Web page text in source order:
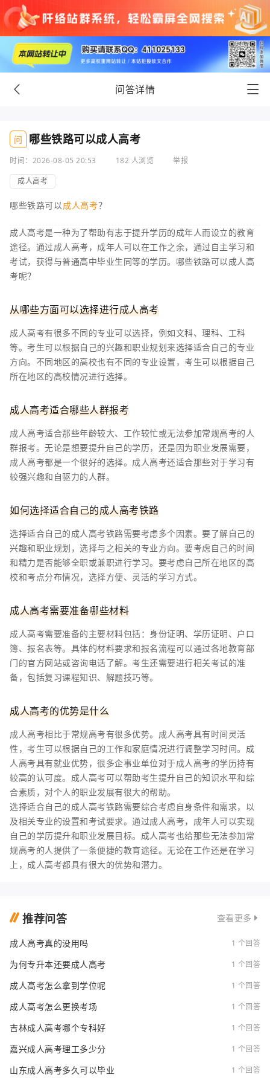
问答详情
问 哪些铁路可以成人高考
时间：2026-08-05 20:53 182 人浏览
举报
成人高考
哪些铁路可以成人高考？
成人高考是一种为了帮助有志于提升学历的成年人而设立的教育
途径。通过成人高考，成年人可以在工作之余，通过自主学习和
考试，获得与普通高中毕业生同等的学历。哪些铁路可以成人高
考呢？
从哪些方面可以选择进行成人高考
成人高考有很多不同的专业可以选择，例如文科、理科、工科
等。考生可以根据自己的兴趣和职业规划来选择适合自己的专业
方向。不同地区的高校也有不同的专业设置，考生可以根据自己
所在地区的高校情况进行选择。
成人高考适合哪些人群报考
成人高考适合那些年龄较大、工作较忙或无法参加常规高考的人
群报考。无论是想要提升自己的学历，还是因为职业发展需要，
成人高考都是一个很好的选择。成人高考还适合那些对于学习有
较强兴趣和自驱力的人群。
如何选择适合自己的成人高考铁路
选择适合自己的成人高考铁路需要考虑多个因素。要了解自己的
兴趣和职业规划，选择与之相关的专业方向。要考虑自己的时间
和精力是否能够全职或兼职进行学习。要考虑自己所在地区的高
校和考点分布情况，选择方便、灵活的学习方式。
成人高考需要准备哪些材料
成人高考需要准备的主要材料包括：身份证明、学历证明、户口
簿、报名表等。具体的材料要求和报名流程可以通过各地教育部
门的官方网站或咨询电话了解。考生还需要进行相关考试的准
备，包括复习课程知识、解题技巧等。
成人高考的优势是什么
成人高考相比于常规高考有很多优势。成人高考具有时间灵活
性，考生可以根据自己的工作和家庭情况进行调整学习时间。成
人高考具有就业优势，很多企事业单位对于成人高考的学历持有
较高的认可度。成人高考可以帮助考生提升自己的知识水平和综
合素质，对个人的职业发展有很大的帮助。
选择适合自己的成人高考铁路需要综合考虑自身条件和需求，以
及相关专业的设置和考试要求。通过成人高考，成年人可以实现
自己的学历提升和职业发展目标。成人高考也给那些无法参加常
规高考的人提供了一条便捷的教育途径。无论在工作还是在学习
上，成人高考都具有很大的优势和潜力。
推荐问答 查看更多
成人高考真的没用吗 1 个回答
为何专升本还要成人高考 1 个回答
成人高考怎么拿到学位呢 1 个回答
成人高考怎么更换考场 1 个回答
吉林成人高考哪个专科好 1 个回答
嘉兴成人高考理工多少分 1 个回答
山东成人高考多久可以毕业 1 个回答